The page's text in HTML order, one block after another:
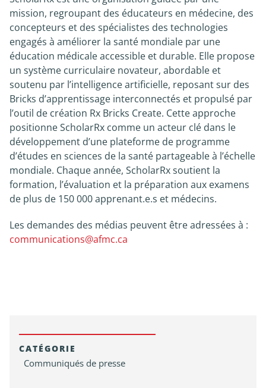
CATÉGORIE
Communiqués de presse
mission, regroupant des éducateurs en médecine, des
concepteurs et des spécialistes des technologies
engagés à améliorer la santé mondiale par une
éducation médicale accessible et durable. Elle propose
un système curriculaire novateur, abordable et
soutenu par l’intelligence artificielle, reposant sur des
Bricks d’apprentissage interconnectés et propulsé par
l’outil de création Rx Bricks Create. Cette approche
positionne ScholarRx comme un acteur clé dans le
développement d’une plateforme de programme
d’études en sciences de la santé partageable à l’échelle
mondiale. Chaque année, ScholarRx soutient la
formation, l’évaluation et la préparation aux examens
de plus de 150 000 apprenant.e.s et médecins.
Les demandes des médias peuvent être adressées à :
communications@afmc.ca